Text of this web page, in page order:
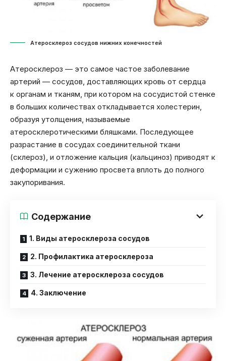
Атеросклероз сосудов нижних конечностей
Атеросклероз — это самое частое заболевание
артерий — сосудов, доставляющих кровь от сердца
к органам и тканям, при котором на сосудистой стенке
в больших количествах откладывается холестерин,
образуя утолщения, называемые
атеросклеротическими бляшками. Последующее
разрастание в сосудах соединительной ткани
(склероз), и отложение кальция (кальциноз) приводят к
деформации и сужению просвета вплоть до полного
закупоривания.
Содержание
1. Виды атеросклероза сосудов
2. Профилактика атеросклероза
3. Лечение атеросклероза сосудов
4. Заключение